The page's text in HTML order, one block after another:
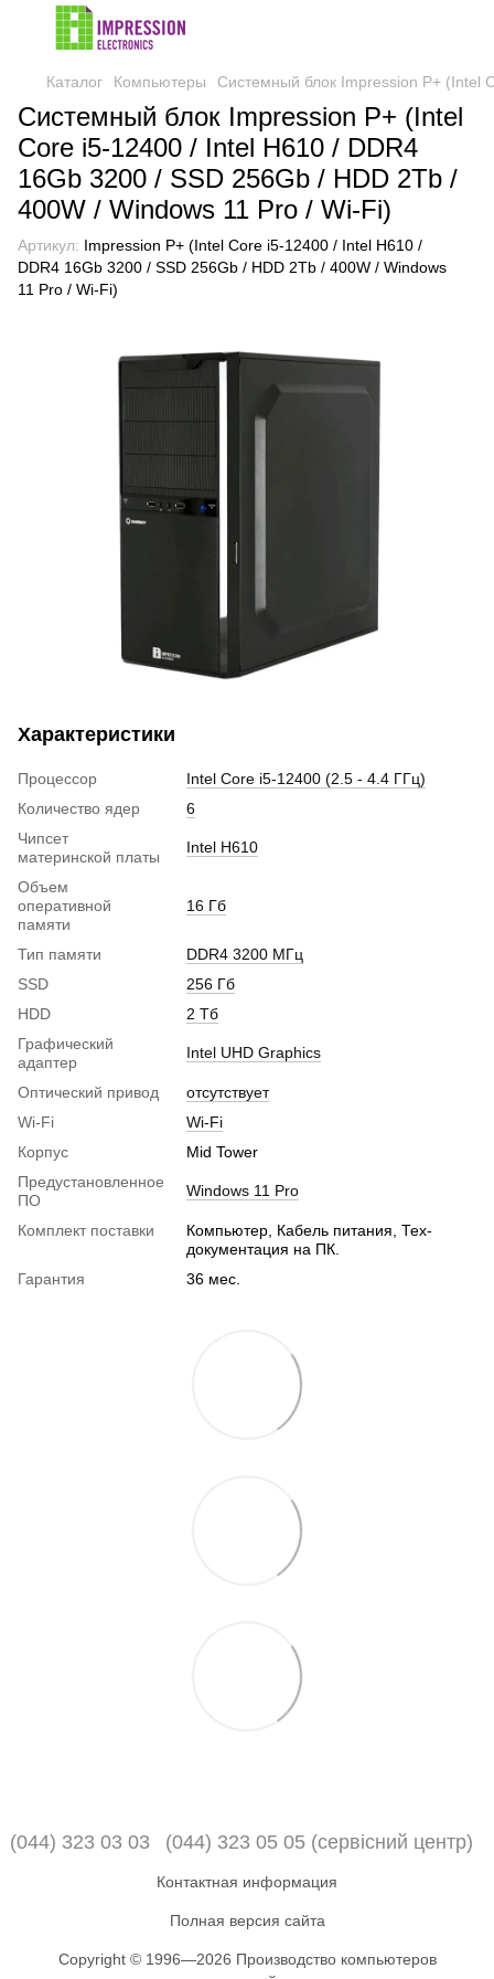
Каталог Компьютеры Системный блок Impression P+ (Intel
Системный блок Impression P+ (Intel
Core i5-12400 / Intel H610 / DDR4
16Gb 3200 / SSD 256Gb / HDD 2Tb /
400W / Windows 11 Pro / Wi-Fi)
Артикул: Impression P+ (Intel Core i5-12400 / Intel H610 /
DDR4 16Gb 3200 / SSD 256Gb / HDD 2Tb / 400W / Windows
11 Pro / Wi-Fi)
Характеристики
Процессор
Intel Core i5-12400 (2.5 - 4.4 ГГц)
Количество ядер
6
Чипсет
материнской платы
Intel H610
Объем
оперативной
памяти
16 Гб
Тип памяти
DDR4 3200 МГц
SSD
256 Гб
HDD
2 Тб
Графический
адаптер
Intel UHD Graphics
Оптический привод
отсутствует
Wi-Fi
Wi-Fi
Корпус
Mid Tower
Предустановленное
ПО
Windows 11 Pro
Комплект поставки
Компьютер, Кабель питания, Тех-
документация на ПК.
Гарантия
36 мес.
(044) 323 03 03 (044) 323 05 05 (сервісний центр)
Контактная информация
Полная версия сайта
Copyright © 1996—2026 Производство компьютеров